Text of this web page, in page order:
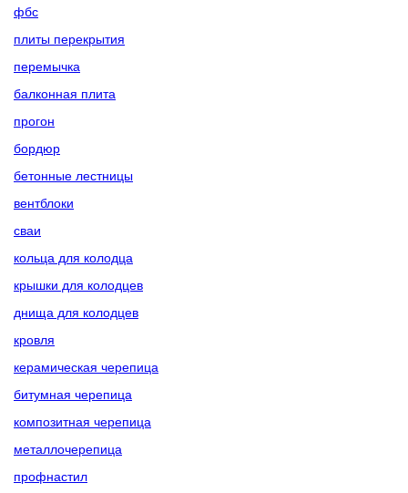
фбс
плиты перекрытия
перемычка
балконная плита
прогон
бордюр
бетонные лестницы
вентблоки
сваи
кольца для колодца
крышки для колодцев
днища для колодцев
кровля
керамическая черепица
битумная черепица
композитная черепица
металлочерепица
профнастил